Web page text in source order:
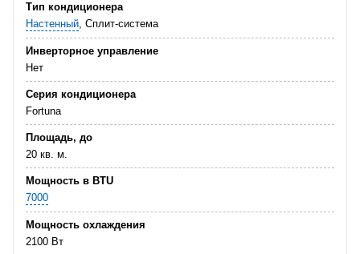
Тип кондиционера
Настенный, Сплит-система
Инверторное управление
Нет
Серия кондиционера
Fortuna
Площадь, до
20 кв. м.
Мощность в BTU
7000
Мощность охлаждения
2100 Вт